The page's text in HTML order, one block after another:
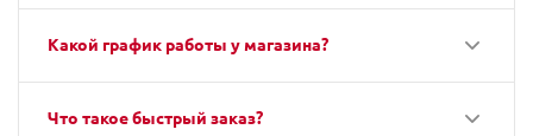
Какой график работы у магазина?
Что такое быстрый заказ?